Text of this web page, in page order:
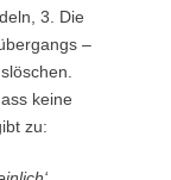
3. Die
–
keine
zu: